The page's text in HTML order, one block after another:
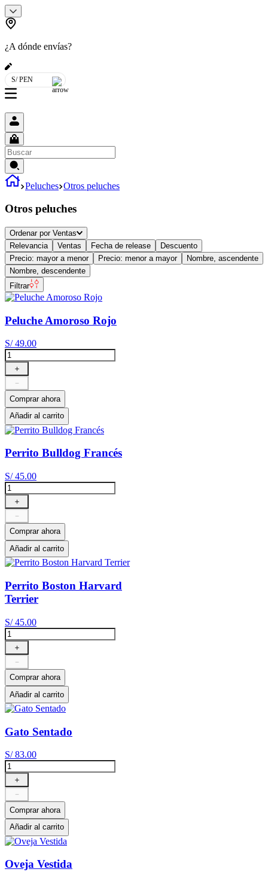
¿A dónde envías?
S/ PEN
Peluches Otros peluches
Otros peluches
Ordenar por Ventas
Relevancia
Ventas Fecha de release
Descuento
Precio: mayor a menor
Precio: menor a mayor
Nombre, ascendente
Nombre, descendente
Filtrar
Peluche Amoroso Rojo
S/ 49.00
＋
－
Comprar ahora
Añadir al carrito
Perrito Bulldog Francés
S/ 45.00
＋
－
Comprar ahora
Añadir al carrito
Perrito Boston Harvard
Terrier
S/ 45.00
＋
－
Comprar ahora
Añadir al carrito
Gato Sentado
S/ 83.00
＋
－
Comprar ahora
Añadir al carrito
Oveja Vestida